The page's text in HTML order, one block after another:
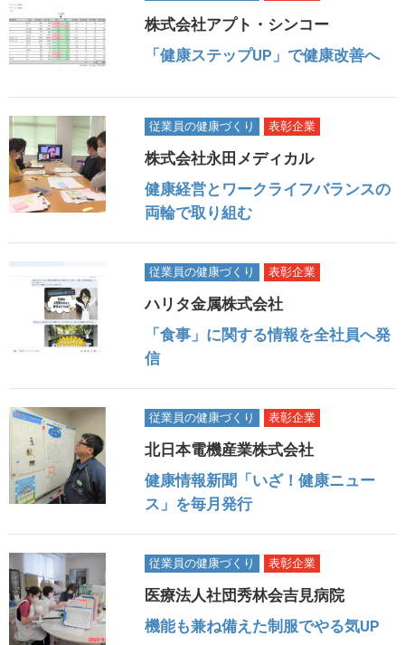
株式会社アプト・シンコー
「健康ステップUP」で健康改善へ
従業員の健康づくり 表彰企業
株式会社永田メディカル
健康経営とワークライフバランスの
両輪で取り組む
従業員の健康づくり 表彰企業
ハリタ金属株式会社
「食事」に関する情報を全社員へ発
信
従業員の健康づくり 表彰企業
北日本電機産業株式会社
健康情報新聞「いざ！健康ニュー
ス」を毎月発行
従業員の健康づくり 表彰企業
医療法人社団秀林会吉見病院
機能も兼ね備えた制服でやる気UP